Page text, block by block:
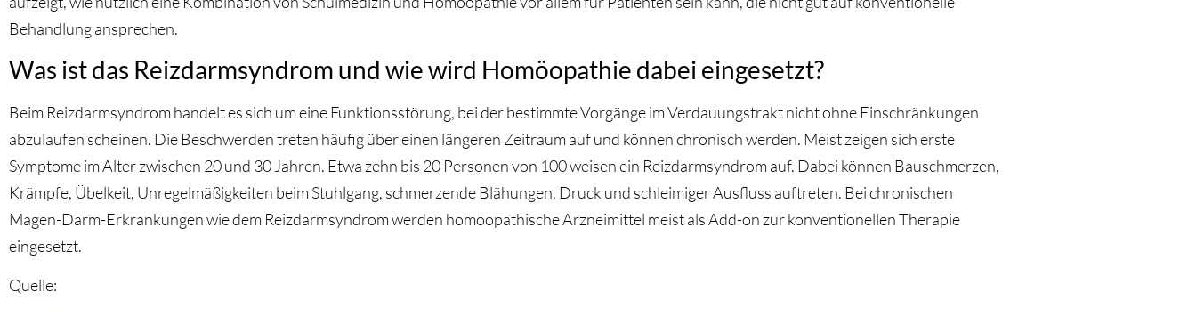
Behandlung ansprechen.
Was ist das Reizdarmsyndrom und wie wird Homöopathie dabei eingesetzt?
Beim Reizdarmsyndrom handelt es sich um eine Funktionsstörung, bei der bestimmte Vorgänge im Verdauungstrakt nicht ohne Einschränkungen
abzulaufen scheinen. Die Beschwerden treten häufig über einen längeren Zeitraum auf und können chronisch werden. Meist zeigen sich erste
Symptome im Alter zwischen 20 und 30 Jahren. Etwa zehn bis 20 Personen von 100 weisen ein Reizdarmsyndrom auf. Dabei können Bauschmerzen,
Krämpfe, Übelkeit, Unregelmäßigkeiten beim Stuhlgang, schmerzende Blähungen, Druck und schleimiger Ausfluss auftreten. Bei chronischen
Magen-Darm-Erkrankungen wie dem Reizdarmsyndrom werden homöopathische Arzneimittel meist als Add-on zur konventionellen Therapie
eingesetzt.
Quelle: